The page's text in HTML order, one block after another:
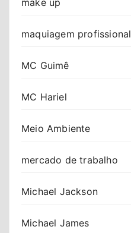
maquiagem profissional
MC Guimê
MC Hariel
Meio Ambiente
mercado de trabalho
Michael Jackson
Michael James